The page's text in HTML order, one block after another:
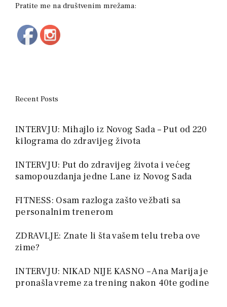
Pratite me na društvenim mrežama:
Recent Posts
INTERVJU: Mihajlo iz Novog Sada – Put od 220
kilograma do zdravijeg života
INTERVJU: Put do zdravijeg života i većeg
samopouzdanja jedne Lane iz Novog Sada
FITNESS: Osam razloga zašto vežbati sa
personalnim trenerom
ZDRAVLJE: Znate li šta vašem telu treba ove
zime?
INTERVJU: NIKAD NIJE KASNO – Ana Marija je
pronašla vreme za trening nakon 40te godine